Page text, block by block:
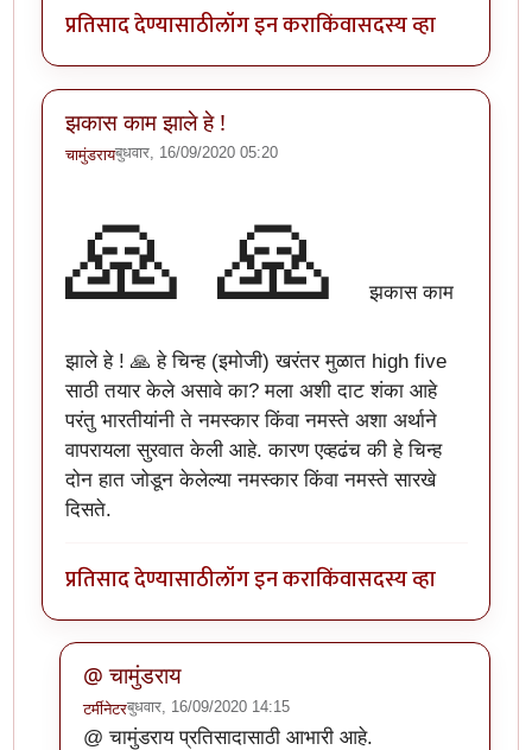
प्रतिसाद देण्यासाठीलॉग इन कराकिंवासदस्य व्हा
झकास काम झाले हे !
चामुंडरायबुधवार, 16/09/2020 05:20
🙏 🙏झकास काम
झाले हे ! 🙏 हे चिन्ह (इमोजी) खरंतर मुळात high five
साठी तयार केले असावे का? मला अशी दाट शंका आहे
परंतु भारतीयांनी ते नमस्कार किंवा नमस्ते अशा अर्थाने
वापरायला सुरवात केली आहे. कारण एव्हढंच की हे चिन्ह
दोन हात जोडून केलेल्या नमस्कार किंवा नमस्ते सारखे
दिसते.
प्रतिसाद देण्यासाठीलॉग इन कराकिंवासदस्य व्हा
@ चामुंडराय
टर्मीनेटरबुधवार, 16/09/2020 14:15
In reply toझकास काम झाले हे !byचामुंडराय
@ चामुंडराय प्रतिसादासाठी आभारी आहे.